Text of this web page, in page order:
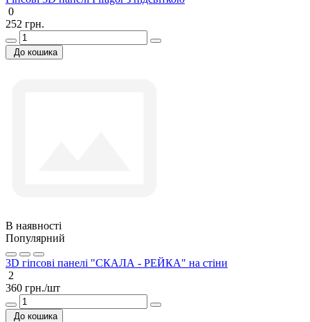
0
252 грн.
До кошика
В наявності
Популярний
3D гіпсові панелі "СКАЛА - РЕЙКА" на стіни
2
360 грн./шт
До кошика